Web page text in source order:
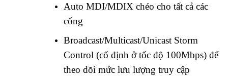
Auto MDI/MDIX chéo cho tất cả các
cổng
Broadcast/Multicast/Unicast Storm
Control (cố định ở tốc độ 100Mbps) để
theo dõi mức lưu lượng truy cập